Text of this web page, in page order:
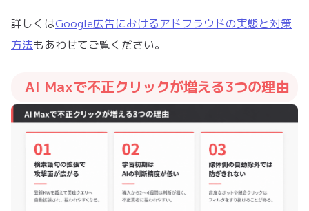
詳しくはGoogle広告におけるアドフラウドの実態と対策
方法もあわせてご覧ください。
AI Maxで不正クリックが増える3つの理由